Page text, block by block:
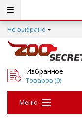
Не выбрано
Избранное
Товаров (0)
Меню